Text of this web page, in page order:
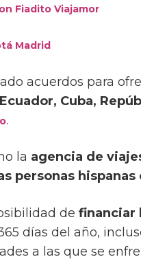
Fiadito Viajamor
Madrid
acuerdos para
Ecuador, Cuba,
.
la agencia de
personas hispanas
definanciar
días del año,
a las que se